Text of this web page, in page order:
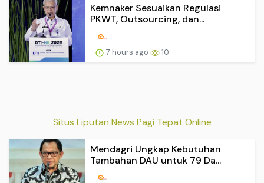
Kemnaker Sesuaikan Regulasi
PKWT, Outsourcing, dan...
7 hours ago 10
Situs Liputan News Pagi Tepat Online
Mendagri Ungkap Kebutuhan
Tambahan DAU untuk 79 Da...